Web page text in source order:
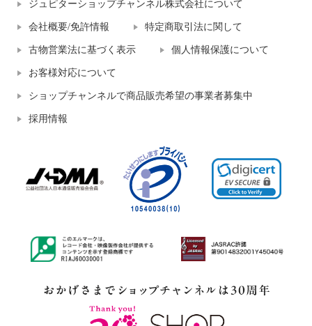
ジュピターショップチャンネル株式会社について
会社概要/免許情報 特定商取引法に関して
古物営業法に基づく表示 個人情報保護について
お客様対応について
ショップチャンネルで商品販売希望の事業者募集中
採用情報